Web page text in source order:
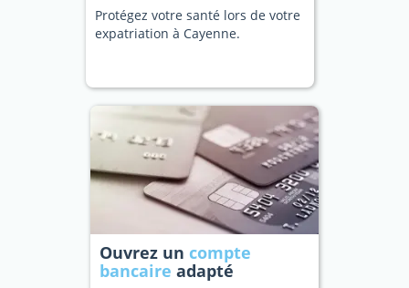
Protégez votre santé lors de votre
expatriation à Cayenne.
Ouvrez un compte
bancaire adapté